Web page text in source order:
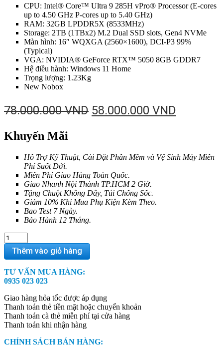
CPU: Intel® Core™ Ultra 9 285H vPro® Processor (E-cores
up to 4.50 GHz P-cores up to 5.40 GHz)
RAM: 32GB LPDDR5X (8533MHz)
Storage: 2TB (1TBx2) M.2 Dual SSD slots, Gen4 NVMe
Màn hình: 16″ WQXGA (2560×1600), DCI-P3 99%
(Typical)
VGA: NVIDIA® GeForce RTX™ 5050 8GB GDDR7
Hệ điều hành: Windows 11 Home
Trọng lượng: 1.23Kg
New Nobox
78.000.000VND Giá
78.000.000 VND.
58.000.000 VND
là:
Khuyến Mãi
Hỗ Trợ Kỹ Thuật, Cài Đặt Phần Mềm và Vệ Sinh Máy Miễn
Phí Suốt Đời.
Miễn Phí Giao Hàng Toàn Quốc.
Giao Nhanh Nội Thành TP.HCM 2 Giờ.
Tặng Chuột Không Dây, Túi Chống Sốc.
Giảm 10% Khi Mua Phụ Kiện Kèm Theo.
Bao Test 7 Ngày.
Bảo Hành 12 Tháng.
LG
Gram
Pro
16
inch
(16Z90TR-
E.ADB9U1)
-
Core
9
Thêm vào giỏ hàng
TƯ VẤN MUA HÀNG:
0935 023 023
Giao hàng hỏa tốc được áp dụng
Thanh toán thẻ tiền mặt hoặc chuyển khoản
Thanh toán cà thẻ miễn phí tại cửa hàng
Thanh toán khi nhận hàng
CHÍNH SÁCH BÁN HÀNG: